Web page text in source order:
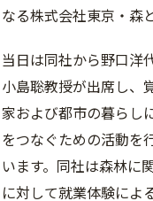
なる株式会社東京・森
当日は同社から野口洋
小島聡教授が出席し、
家および都市の暮らし
をつなぐための活動を
います。同社は森林に
に対して就業体験によ